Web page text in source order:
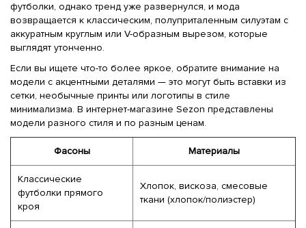
футболки, однако тренд уже развернулся, и мода
возвращается к классическим, полуприталенным силуэтам с
аккуратным круглым или V-образным вырезом, которые
выглядят утонченно.
Если вы ищете что-то более яркое, обратите внимание на
модели с акцентными деталями — это могут быть вставки из
сетки, необычные принты или логотипы в стиле
минимализма. В интернет-магазине Sezon представлены
модели разного стиля и по разным ценам.
Фасоны Материалы
Классические
футболки прямого
кроя
Хлопок, вискоза, смесовые
ткани (хлопок/полиэстер)